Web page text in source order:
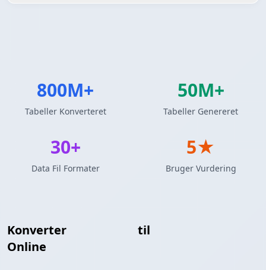
Konverter til
Online
800M+
Tabeller Konverteret
50M+
Tabeller Genereret
30+
Data Fil Formater
5★
Bruger Vurdering